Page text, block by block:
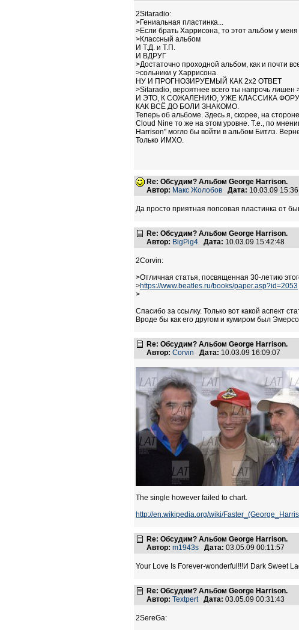
2Sitaradio:
>Гениальная пластинка...
>Если брать Харрисона, то этот альбом у
>Классный альбом
И Т.Д. и Т.П.
И ВДРУГ
>Достаточно проходной альбом, как и почти
>сольники у Харрисона.
НУ И ПРОГНОЗИРУЕМЫЙ КАК 2х2 ОТВЕТ
>Sitaradio, вероятнее всего ты напрочь
И ЭТО, К СОЖАЛЕНИЮ, УЖЕ КЛАССИКА
КАК ВСЁ ДО БОЛИ ЗНАКОМО.
Теперь об альбоме. Здесь я, скорее, на
Cloud Nine то же на этом уровне. Т.е., по
Harrison" могло бы войти в альбом Битлз.
Только ИМХО.
Re: Обсудим? Альбом George Harrison.
Автор: Макс Жолобов Дата: 10.03.09
Да просто приятная попсовая пластинка от
Re: Обсудим? Альбом George Harrison.
Автор: BigPig4 Дата: 10.03.09 15:42:48
2Corvin:
>Отличная статья, посвященная 30-летию
>https://www.beatles.ru/books/paper.asp?id=2053
>
Спасибо за ссылку. Только вот какой аспект
Вроде бы как его другом и кумиром был
Re: Обсудим? Альбом George Harrison.
Автор: Corvin Дата: 10.03.09 16:09:07
The single however failed to chart.
http://en.wikipedia.org/wiki/
Re: Обсудим? Альбом George Harrison.
Автор: m1943s Дата: 03.05.09 00:11:57
Your Love Is Forever-wonderful!!!И Dark Sweet
Re: Обсудим? Альбом George Harrison.
Автор: Textpert Дата: 03.05.09 00:31:43
2SereGa: